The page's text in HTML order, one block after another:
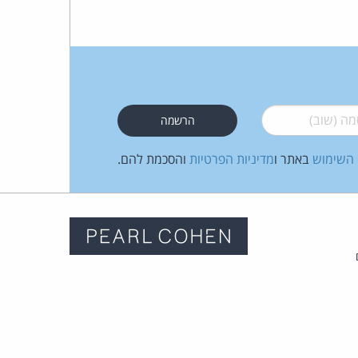
(שוב)*
השימוש באתר ומדיניות הפרטיות והסכמת להם.